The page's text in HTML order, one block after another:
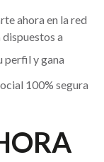
ahora en la red
a
perfil y gana
100% segura